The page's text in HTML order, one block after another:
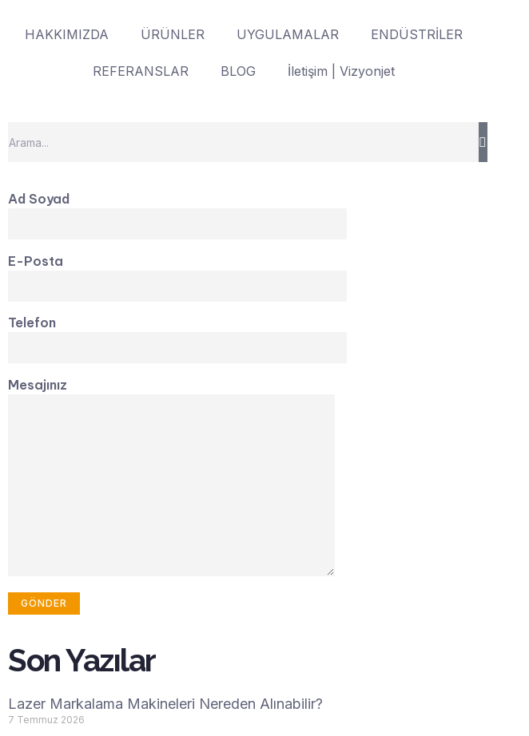
HAKKIMIZDA ÜRÜNLER UYGULAMALAR ENDÜSTRİLER
REFERANSLAR BLOG İletişim | Vizyonjet
Ad Soyad
E-Posta
Telefon
Mesajınız
Son Yazılar
Lazer Markalama Makineleri Nereden Alınabilir?
7 Temmuz 2026